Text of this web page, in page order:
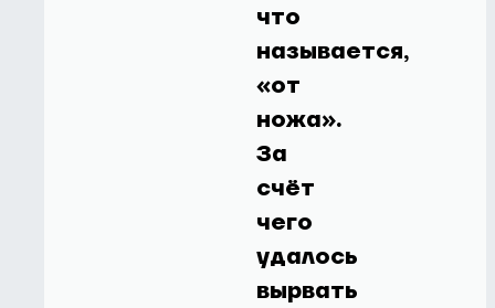
что
называется,
«от
ножа».
За
счёт
чего
удалось
вырвать